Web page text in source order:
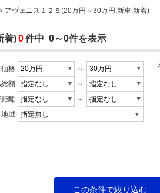
＞ アヴェニス１２５(20万円～30万円,新車,新着)
着)0件中 0～0件を表示
格
～
額
～
距離
～
地域